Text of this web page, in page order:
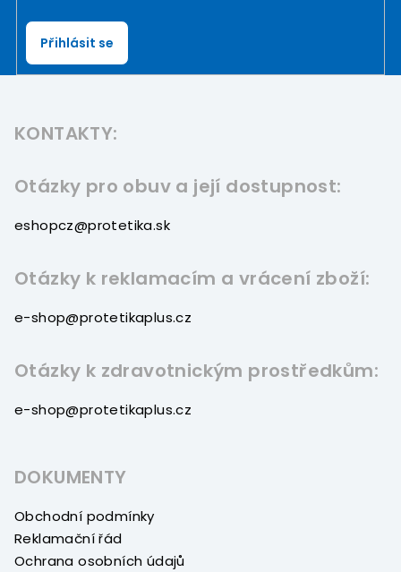
Přihlásit se
KONTAKTY:
Otázky pro obuv a její dostupnost:
eshopcz@protetika.sk
Otázky k reklamacím a vrácení zboží:
e-shop@protetikaplus.cz
Otázky k zdravotnickým prostředkům:
e-shop@protetikaplus.cz
DOKUMENTY
Obchodní podmínky
Reklamační řád
Ochrana osobních údajů